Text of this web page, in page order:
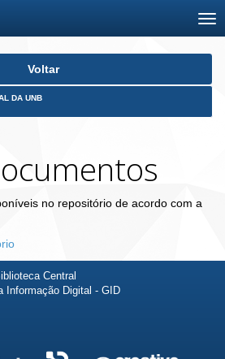
Voltar
DA UNB
no repositório de acordo com a
Central
Informação Digital - GID